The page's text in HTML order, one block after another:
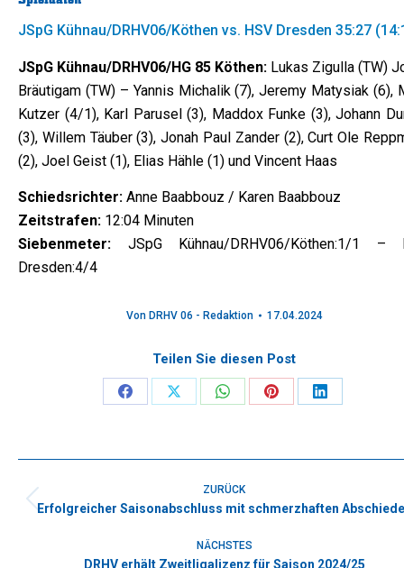
JSpG Kühnau/DRHV06/Köthen vs. HSV Dresden 35:27
JSpG Kühnau/DRHV06/HG 85 Köthen: Lukas Zigulla (TW)
Bräutigam (TW) – Yannis Michalik (7), Jeremy Matysiak (6),
Kutzer (4/1), Karl Parusel (3), Maddox Funke (3), Johann
(3), Willem Täuber (3), Jonah Paul Zander (2), Curt Ole
(2), Joel Geist (1), Elias Hähle (1) und Vincent Haas
Schiedsrichter: Anne Baabbouz / Karen Baabbouz
Zeitstrafen: 12:04 Minuten
Siebenmeter: JSpG Kühnau/DRHV06/Köthen:1/1 –
Dresden:4/4
Von DRHV 06 - Redaktion 17.04.2024
Teilen Sie diesen Post
Share
Facebook
Share
X
Share
WhatsApp
Share
Pinterest
Share
LinkedIn
ZURÜCK
Vorheriger
Erfolgreicher Saisonabschluss mit schmerzhaften
NÄCHSTES
DRHV erhält Zweitligalizenz für Saison 2024/25